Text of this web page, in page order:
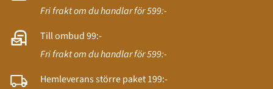
Fri frakt om du handlar för 599:-
Till ombud 99:-
Fri frakt om du handlar för 599:-
Hemleverans större paket 199:-